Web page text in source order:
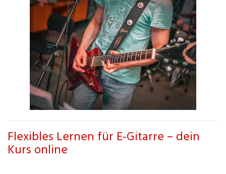
Flexibles Lernen für E-Gitarre – dein
Kurs online